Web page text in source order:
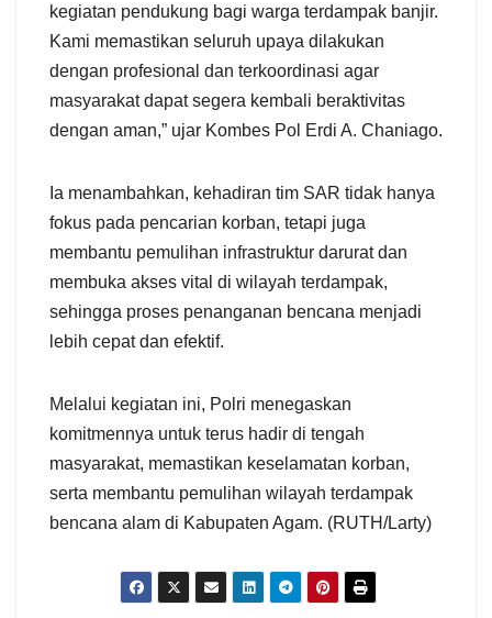
kegiatan pendukung bagi warga terdampak banjir.
Kami memastikan seluruh upaya dilakukan
dengan profesional dan terkoordinasi agar
masyarakat dapat segera kembali beraktivitas
dengan aman,” ujar Kombes Pol Erdi A. Chaniago.
Ia menambahkan, kehadiran tim SAR tidak hanya
fokus pada pencarian korban, tetapi juga
membantu pemulihan infrastruktur darurat dan
membuka akses vital di wilayah terdampak,
sehingga proses penanganan bencana menjadi
lebih cepat dan efektif.
Melalui kegiatan ini, Polri menegaskan
komitmennya untuk terus hadir di tengah
masyarakat, memastikan keselamatan korban,
serta membantu pemulihan wilayah terdampak
bencana alam di Kabupaten Agam. (RUTH/Larty)